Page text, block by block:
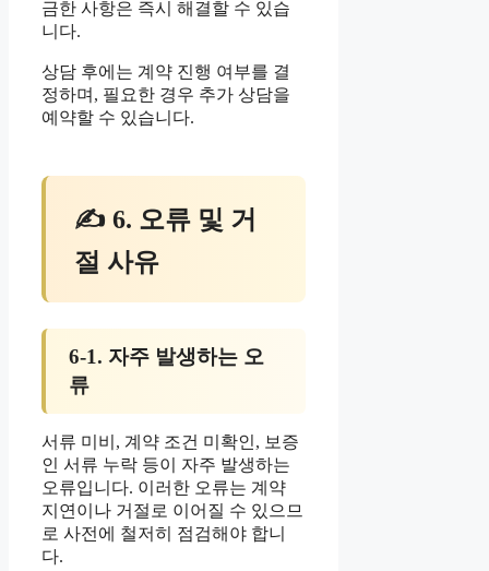
금한 사항은 즉시 해결할 수 있습
니다.
상담 후에는 계약 진행 여부를 결
정하며, 필요한 경우 추가 상담을
예약할 수 있습니다.
✍ 6. 오류 및 거
절 사유
6-1. 자주 발생하는 오
류
서류 미비, 계약 조건 미확인, 보증
인 서류 누락 등이 자주 발생하는
오류입니다. 이러한 오류는 계약
지연이나 거절로 이어질 수 있으므
로 사전에 철저히 점검해야 합니
다.